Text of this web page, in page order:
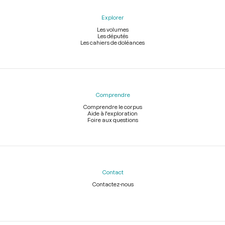
Explorer
Les volumes
Les députés
Les cahiers de doléances
Comprendre
Comprendre le corpus
Aide à l'exploration
Foire aux questions
Contact
Contactez-nous
Légal